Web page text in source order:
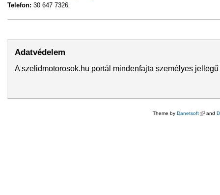
Telefon: 30 647 7326
Adatvédelem
A szelidmotorosok.hu portál mindenfajta személyes
Theme by Danetsoft(külső
and